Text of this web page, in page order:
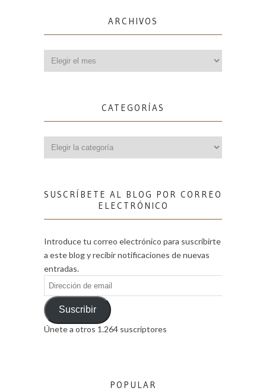
ARCHIVOS
CATEGORÍAS
SUSCRÍBETE AL BLOG POR CORREO
ELECTRÓNICO
Introduce tu correo electrónico para suscribirte
a este blog y recibir notificaciones de nuevas
entradas.
Dirección
de
emailSuscribir
Únete a otros 1.264 suscriptores
POPULAR